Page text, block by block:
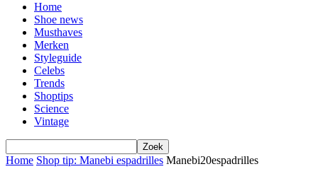
Home
Shoe news
Musthaves
Merken
Styleguide
Celebs
Trends
Shoptips
Science
Vintage
Home Shop tip: Manebi espadrilles Manebi20espadrilles